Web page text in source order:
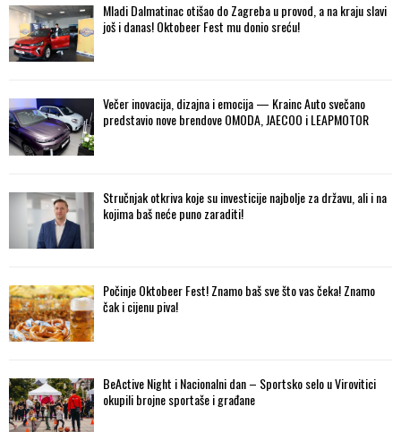
Mladi Dalmatinac otišao do Zagreba u provod, a na kraju slavi
još i danas! Oktobeer Fest mu donio sreću!
Večer inovacija, dizajna i emocija — Krainc Auto svečano
predstavio nove brendove OMODA, JAECOO i LEAPMOTOR
Stručnjak otkriva koje su investicije najbolje za državu, ali i na
kojima baš neće puno zaraditi!
Počinje Oktobeer Fest! Znamo baš sve što vas čeka! Znamo
čak i cijenu piva!
BeActive Night i Nacionalni dan – Sportsko selo u Virovitici
okupili brojne sportaše i građane